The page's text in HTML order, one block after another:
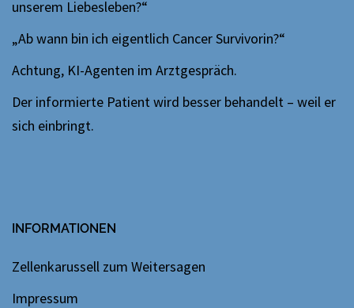
unserem Liebesleben?“
„Ab wann bin ich eigentlich Cancer Survivorin?“
Achtung, KI-Agenten im Arztgespräch.
Der informierte Patient wird besser behandelt – weil er
sich einbringt.
INFORMATIONEN
Zellenkarussell zum Weitersagen
Impressum